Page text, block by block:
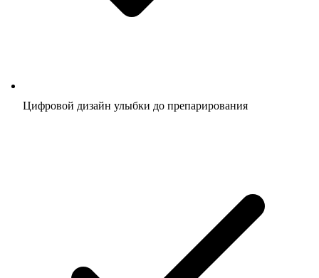
Цифровой дизайн улыбки до препарирования